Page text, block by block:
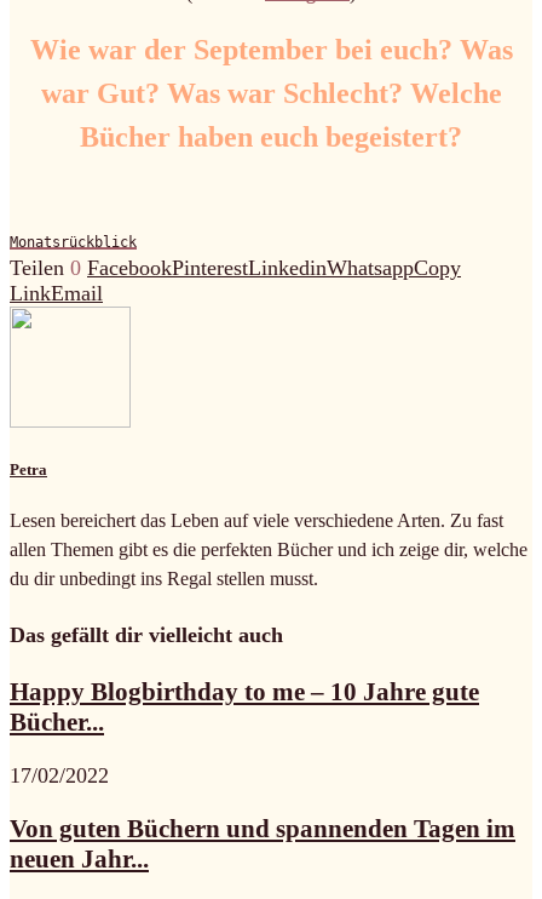
Wie war der September bei euch? Was
war Gut? Was war Schlecht? Welche
Bücher haben euch begeistert?
Monatsrückblick
Teilen 0 FacebookPinterestLinkedinWhatsappCopy
LinkEmail
Petra
Lesen bereichert das Leben auf viele verschiedene Arten. Zu fast
allen Themen gibt es die perfekten Bücher und ich zeige dir, welche
du dir unbedingt ins Regal stellen musst.
Das gefällt dir vielleicht auch
Happy Blogbirthday to me – 10 Jahre gute
Bücher...
17/02/2022
Von guten Büchern und spannenden Tagen im
neuen Jahr...